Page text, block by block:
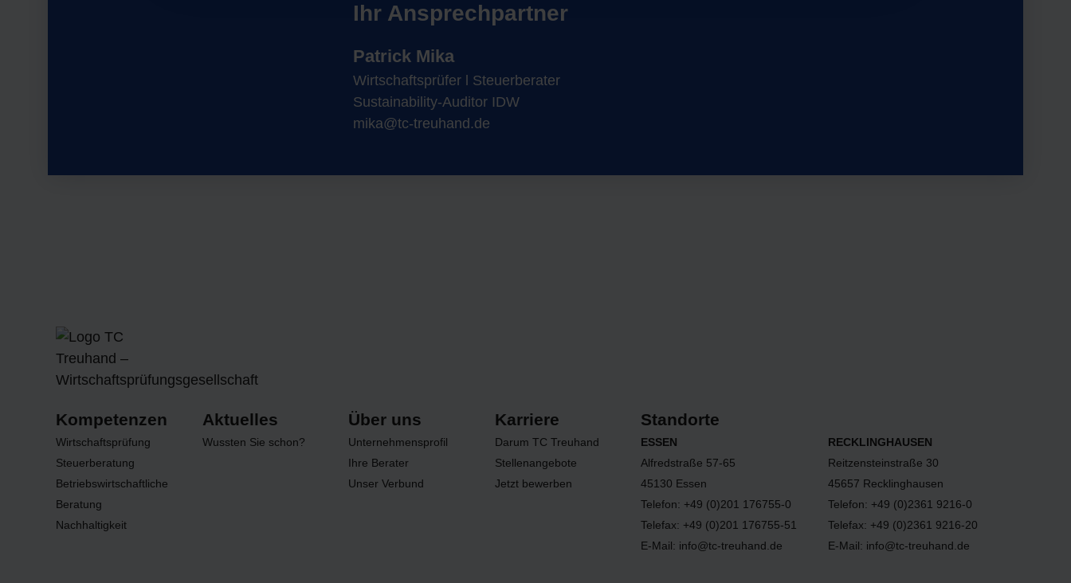
Ihr Ansprechpartner
Patrick Mika
Wirtschaftsprüfer l Steuerberater
Sustainability-Auditor IDW
mika@tc-treuhand.de
Kompetenzen
Wirtschaftsprüfung
Steuerberatung
Betriebswirtschaftliche
Beratung
Nachhaltigkeit
Aktuelles
Wussten Sie schon?
Über uns
Unternehmensprofil
Ihre Berater
Unser Verbund
Karriere
Darum TC Treuhand
Stellenangebote
Jetzt bewerben
Standorte
ESSEN
Alfredstraße 57-65
45130 Essen
Telefon: +49 (0)201 176755-0
Telefax: +49 (0)201 176755-51
E-Mail: info@tc-treuhand.de
RECKLINGHAUSEN
Reitzensteinstraße 30
45657 Recklinghausen
Telefon: +49 (0)2361 9216-0
Telefax: +49 (0)2361 9216-20
E-Mail: info@tc-treuhand.de